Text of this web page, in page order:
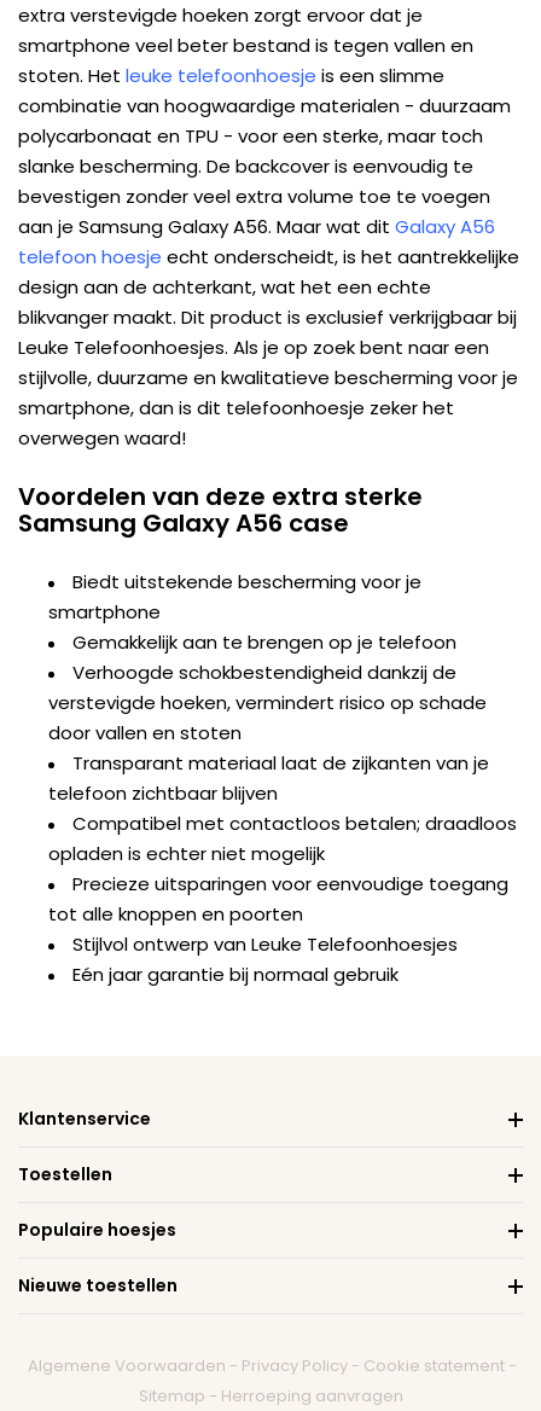
extra verstevigde hoeken zorgt ervoor dat je
smartphone veel beter bestand is tegen vallen en
stoten. Het leuke telefoonhoesje is een slimme
combinatie van hoogwaardige materialen - duurzaam
polycarbonaat en TPU - voor een sterke, maar toch
slanke bescherming. De backcover is eenvoudig te
bevestigen zonder veel extra volume toe te voegen
aan je Samsung Galaxy A56. Maar wat dit Galaxy A56
telefoon hoesje echt onderscheidt, is het aantrekkelijke
design aan de achterkant, wat het een echte
blikvanger maakt. Dit product is exclusief verkrijgbaar bij
Leuke Telefoonhoesjes. Als je op zoek bent naar een
stijlvolle, duurzame en kwalitatieve bescherming voor je
smartphone, dan is dit telefoonhoesje zeker het
overwegen waard!
Voordelen van deze extra sterke
Samsung Galaxy A56 case
Biedt uitstekende bescherming voor je
smartphone
Gemakkelijk aan te brengen op je telefoon
Verhoogde schokbestendigheid dankzij de
verstevigde hoeken, vermindert risico op schade
door vallen en stoten
Transparant materiaal laat de zijkanten van je
telefoon zichtbaar blijven
Compatibel met contactloos betalen; draadloos
opladen is echter niet mogelijk
Precieze uitsparingen voor eenvoudige toegang
tot alle knoppen en poorten
Stijlvol ontwerp van Leuke Telefoonhoesjes
Eén jaar garantie bij normaal gebruik
Klantenservice
Toestellen
Populaire hoesjes
Nieuwe toestellen
Algemene Voorwaarden - Privacy Policy - Cookie statement -
Sitemap - Herroeping aanvragen